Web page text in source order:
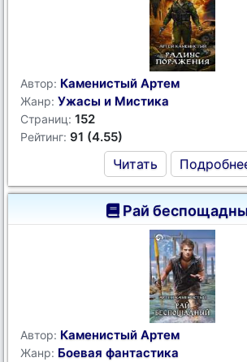
Автор: Каменистый Артем
Жанр: Ужасы и Мистика
Страниц: 152
Рейтинг: 91 (4.55)
Читать
Рай
Автор: Каменистый Артем
Жанр: Боевая фантастика